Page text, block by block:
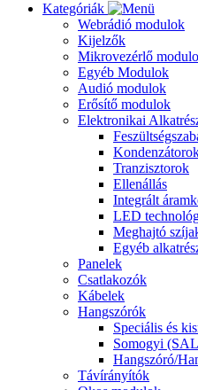
Kategóriák
Webrádió modulok
Kijelzők
Mikrovezérlő
Egyéb Modulok
Audió modulok
Erősítő modulok
Elektronikai
Tranzisztorok
Ellenállás
Integrált
LED
Meghajtó
Egyéb
Panelek
Csatlakozók
Kábelek
Hangszórók
Speciális és
Somogyi
Hangszóró/
Távírányítók